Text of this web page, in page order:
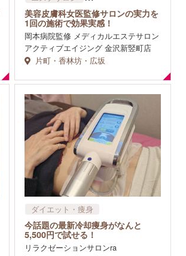
ダイエット・痩身
フェイシャル
美容皮膚科女医監修サロンの実力を
1回の施術で効果実感！
岡本病院監修 メディカルエステサロン
アクティブエイジング 金沢新竪町店
片町・香林坊・広坂
ダイエット・痩身
今話題の最新冷却痩身がなんと
5,500円で試せる！
リラクゼーションサロンra